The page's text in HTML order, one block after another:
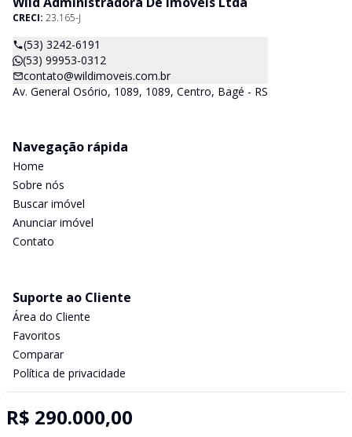
R$ 290.000,00
CRECI: 23.165-J
(53) 3242-6191
(53) 99953-0312
contato@wildimoveis.com.br
Av. General Osório, 1089, 1089, Centro, Bagé - RS
Navegação rápida
Home
Sobre nós
Buscar imóvel
Anunciar imóvel
Contato
Suporte ao Cliente
Área do Cliente
Favoritos
Comparar
Política de privacidade